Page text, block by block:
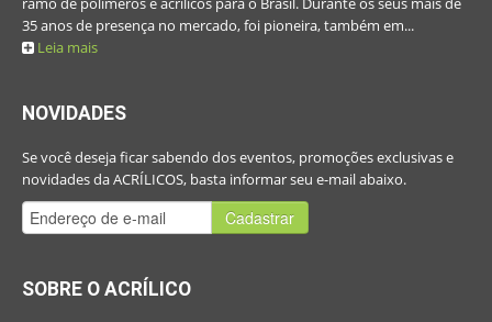
35 anos de presença no mercado, foi pioneira, também em...
Leia mais
NOVIDADES
Se você deseja ficar sabendo dos eventos, promoções exclusivas e
novidades da ACRÍLICOS, basta informar seu e-mail abaixo.
Cadastrar
SOBRE O ACRÍLICO